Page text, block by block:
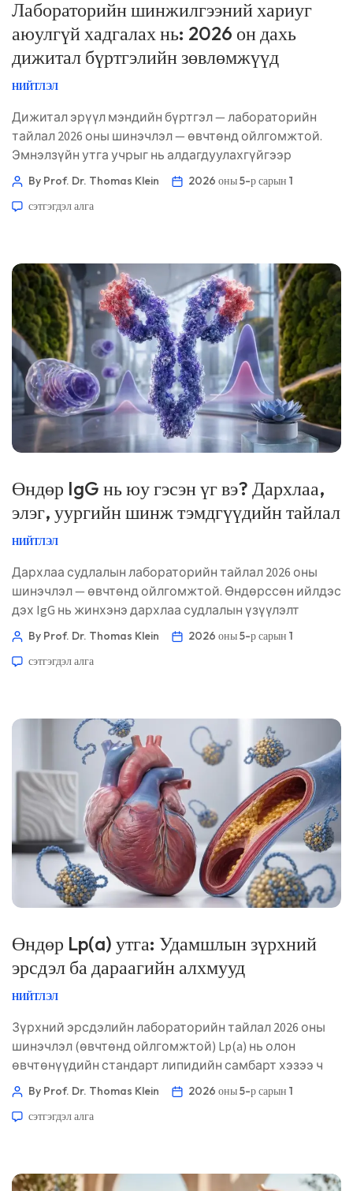
Лабораторийн шинжилгээний хариуг
аюулгүй хадгалах нь: 2026 он дахь
дижитал бүртгэлийн зөвлөмжүүд
НИЙТЛЭЛ
Дижитал эрүүл мэндийн бүртгэл — лабораторийн
тайлал 2026 оны шинэчлэл — өвчтөнд ойлгомжтой.
Эмнэлзүйн утга учрыг нь алдагдуулахгүйгээр
лабораторийн тайланг өөр өөр клиник, апп, гэр
хооронд цэгцлэх, хамгаалах, хуваалцахад зориулсан
Эмнэлзүйн хувьд хянасан: […]
By Prof. Dr. Thomas Klein
2026 оны 5-р сарын 1
сэтгэгдэл алга
Өндөр IgG нь юу гэсэн үг вэ? Дархлаа,
элэг, уургийн шинж тэмдгүүдийн тайлал
НИЙТЛЭЛ
Дархлаа судлалын лабораторийн тайлал 2026 оны
шинэчлэл — өвчтөнд ойлгомжтой. Өндөрссөн ийлдэс
дэх IgG нь жинхэнэ дархлаа судлалын үзүүлэлт
бөгөөд хоол хүнсний IgG үл тэвчих байдлын
глобулин, альбумин, элэгний ферментүүд, үрэвслийн
Нийтэлсэн: 2026 оны 5-р сарын 1 🩺 Эмнэлзүйн хувьд
хянасан: 2026 оны 5-р сарын 1 […]
By Prof. Dr. Thomas Klein
2026 оны 5-р сарын 1
сэтгэгдэл алга
Өндөр Lp(a) утга: Удамшлын зүрхний
эрсдэл ба дараагийн алхмууд
НИЙТЛЭЛ
Зүрхний эрсдэлийн лабораторийн тайлал 2026 оны
шинэчлэл (өвчтөнд ойлгомжтой) Lp(a) нь олон
өвчтөнүүдийн стандарт липидийн самбарт хэзээ ч
харагддаггүй холестерины үзүүлэлт юм. Хэрэв өндөр
шалтгаантай байдаг. 📖 ~11 минут 📅 2026 оны 5-р
Нотолгоонд суурилсан Энэхүү гарын авлага […]
By Prof. Dr. Thomas Klein
2026 оны 5-р сарын 1
сэтгэгдэл алга